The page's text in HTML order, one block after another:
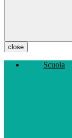
close
Scuola